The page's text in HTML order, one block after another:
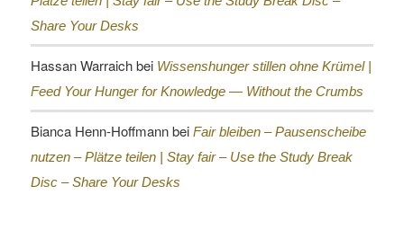
Share Your Desks
Hassan Warraichbei Wissenshunger stillen ohne Krümel |
Feed Your Hunger for Knowledge — Without the Crumbs
Bianca Henn-Hoffmannbei Fair bleiben – Pausenscheibe
nutzen – Plätze teilen | Stay fair – Use the Study Break
Disc – Share Your Desks